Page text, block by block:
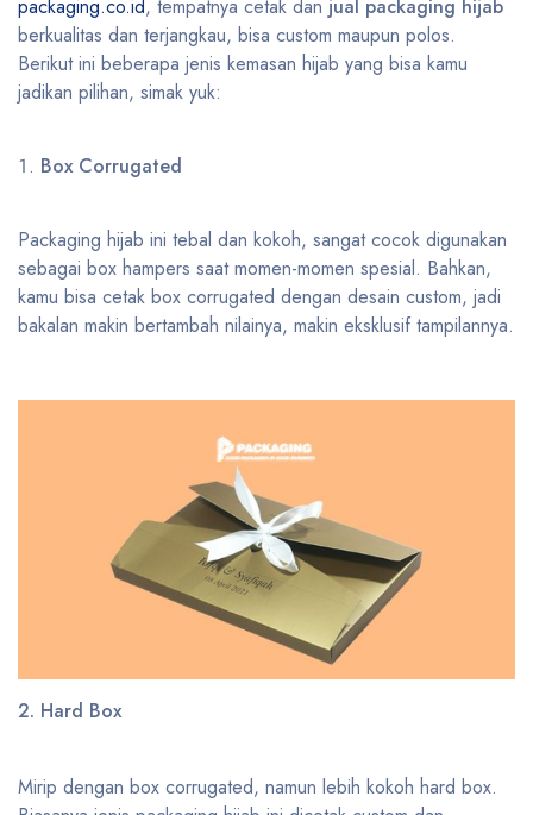
packaging.co.id, tempatnya cetak dan jual packaging hijab
berkualitas dan terjangkau, bisa custom maupun polos.
Berikut ini beberapa jenis kemasan hijab yang bisa kamu
jadikan pilihan, simak yuk:
Box Corrugated
Packaging hijab ini tebal dan kokoh, sangat cocok digunakan
sebagai box hampers saat momen-momen spesial. Bahkan,
kamu bisa cetak box corrugated dengan desain custom, jadi
bakalan makin bertambah nilainya, makin eksklusif tampilannya.
2. Hard Box
Mirip dengan box corrugated, namun lebih kokoh hard box.